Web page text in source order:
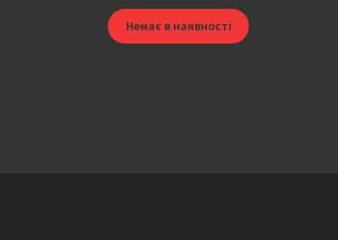
Немає в наявності